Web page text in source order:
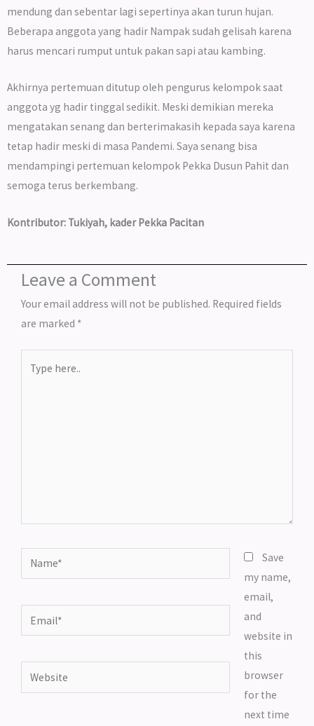
mendung dan sebentar lagi sepertinya akan turun hujan.
Beberapa anggota yang hadir Nampak sudah gelisah karena
harus mencari rumput untuk pakan sapi atau kambing.
Akhirnya pertemuan ditutup oleh pengurus kelompok saat
anggota yg hadir tinggal sedikit. Meski demikian mereka
mengatakan senang dan berterimakasih kepada saya karena
tetap hadir meski di masa Pandemi. Saya senang bisa
mendampingi pertemuan kelompok Pekka Dusun Pahit dan
semoga terus berkembang.
Kontributor: Tukiyah, kader Pekka Pacitan
Leave a Comment
Your email address will not be published. Required fields
are marked *
here..
Name*
Email*
Website
Save
my name,
email,
and
website in
this
browser
for the
next time